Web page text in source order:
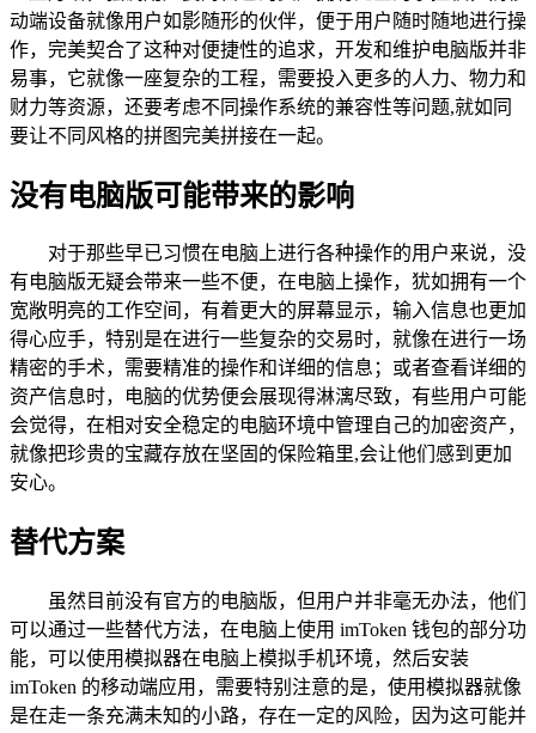
动端设备就像用户如影随形的伙伴，便于用户随时随地进行操
作，完美契合了这种对便捷性的追求，开发和维护电脑版并非
易事，它就像一座复杂的工程，需要投入更多的人力、物力和
财力等资源，还要考虑不同操作系统的兼容性等问题,就如同
要让不同风格的拼图完美拼接在一起。
没有电脑版可能带来的影响
对于那些早已习惯在电脑上进行各种操作的用户来说，没
有电脑版无疑会带来一些不便，在电脑上操作，犹如拥有一个
宽敞明亮的工作空间，有着更大的屏幕显示，输入信息也更加
得心应手，特别是在进行一些复杂的交易时，就像在进行一场
精密的手术，需要精准的操作和详细的信息；或者查看详细的
资产信息时，电脑的优势便会展现得淋漓尽致，有些用户可能
会觉得，在相对安全稳定的电脑环境中管理自己的加密资产，
就像把珍贵的宝藏存放在坚固的保险箱里,会让他们感到更加
安心。
替代方案
虽然目前没有官方的电脑版，但用户并非毫无办法，他们
可以通过一些替代方法，在电脑上使用 imToken 钱包的部分功
能，可以使用模拟器在电脑上模拟手机环境，然后安装
imToken 的移动端应用，需要特别注意的是，使用模拟器就像
是在走一条充满未知的小路，存在一定的风险，因为这可能并